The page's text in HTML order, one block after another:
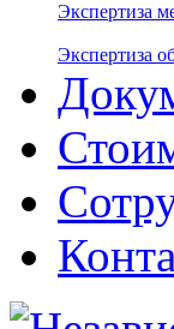
Экспертиза
Экспертиза